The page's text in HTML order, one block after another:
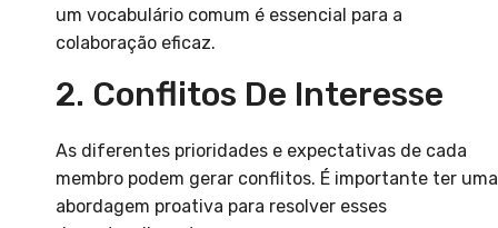
um vocabulário comum é essencial para a
colaboração eficaz.
2. Conflitos De Interesse
As diferentes prioridades e expectativas de cada
membro podem gerar conflitos. É importante ter uma
abordagem proativa para resolver esses